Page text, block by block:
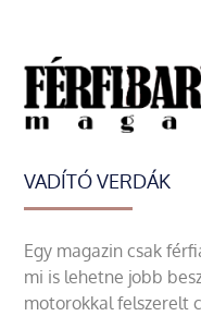
VADÍTÓ VERDÁK
Egy magazin csak
mi is lehetne jobb
motorokkal felszerelt